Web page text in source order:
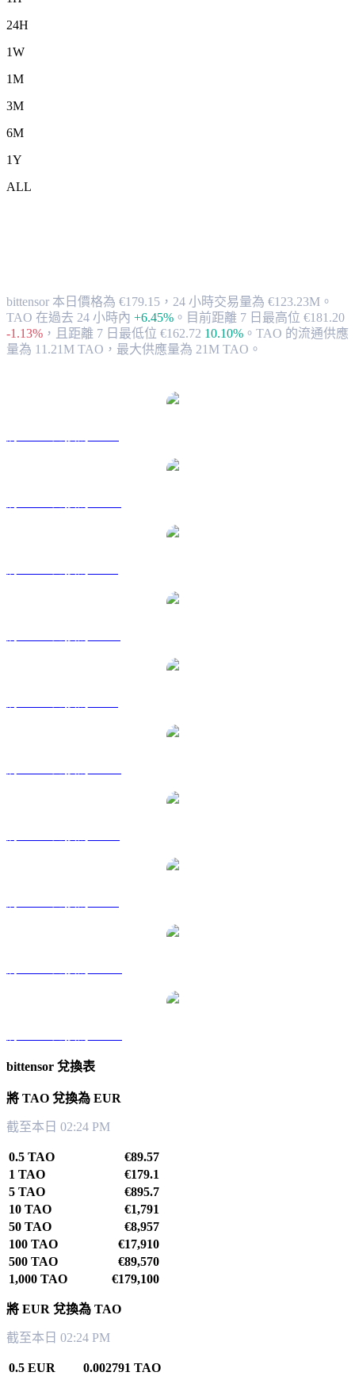
24H
1W
1M
3M
6M
1Y
ALL
bittensor 本日價格為 €179.15，24 小時交易量為 €123.23M。
TAO 在過去 24 小時內 +6.45% 。 目前距離 7 日最高位 €181.20
-1.13% ， 且距離 7 日最低位 €162.72 10.10% 。 TAO 的流通供應
量為 11.21M TAO，最大供應量為 21M TAO。
bittensor 兌換表
將 TAO 兌換為 EUR
截至本日 02:24 PM
0.5 TAO
€89.57
1 TAO
€179.1
5 TAO
€895.7
10 TAO
€1,791
50 TAO
€8,957
100 TAO
€17,910
500 TAO
€89,570
1,000 TAO
€179,100
將 EUR 兌換為 TAO
截至本日 02:24 PM
0.5 EUR
0.002791 TAO